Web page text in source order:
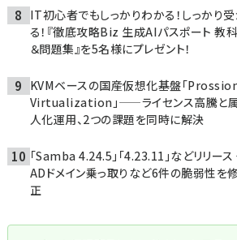
IT初心者でもしっかりわかる！しっかり
る！『徹底攻略Biz 生成AIパスポート 教
＆問題集』を5名様にプレゼント！
KVMベースの国産仮想化基盤「
Virtualization」——ライセンス高騰と
人化運用、2つの課題を同時に解決
「Samba 4.24.5」「4.23.11」などリリー
ADドメイン乗っ取りなど6件の脆弱性を
正